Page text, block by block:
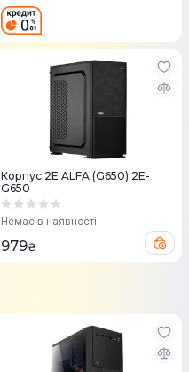
Корпус 2E ALFA (G650) 2E-
G650
Немає в наявності
979₴